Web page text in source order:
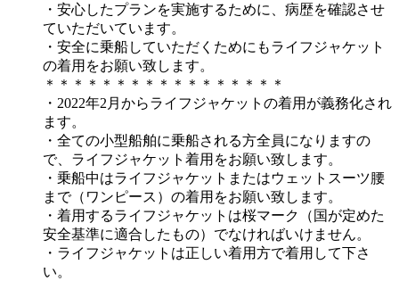
・安心したプランを実施するために、病歴を確認させ
ていただいています。
・安全に乗船していただくためにもライフジャケット
の着用をお願い致します。
＊＊＊＊＊＊＊＊＊＊＊＊＊＊＊＊＊
・2022年2月からライフジャケットの着用が義務化され
ます。
・全ての小型船舶に乗船される方全員になりますの
で、ライフジャケット着用をお願い致します。
・乗船中はライフジャケットまたはウェットスーツ腰
まで（ワンピース）の着用をお願い致します。
・着用するライフジャケットは桜マーク（国が定めた
安全基準に適合したもの）でなければいけません。
・ライフジャケットは正しい着用方で着用して下さ
い。